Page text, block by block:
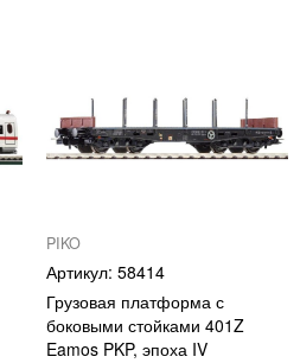
PIKO
58414
Грузовая платформа с
боковыми стойками 401Z
Eamos PKP, эпоха IV